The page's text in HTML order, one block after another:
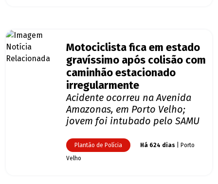
Motociclista fica em estado
gravíssimo após colisão com
caminhão estacionado
irregularmente
Acidente ocorreu na Avenida
Amazonas, em Porto Velho;
jovem foi intubado pelo SAMU
Plantão de Polícia Há 624 dias | Porto
Velho